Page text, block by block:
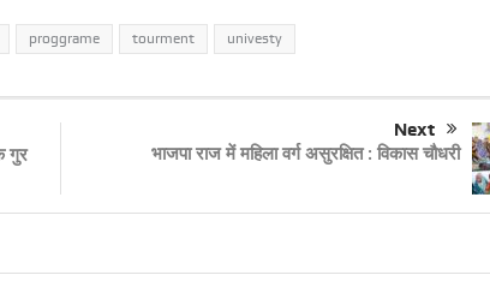
proggrame tourment univesty
गुर
Next
भाजपा राज में महिला वर्ग असुरक्षित : विकास चौधरी